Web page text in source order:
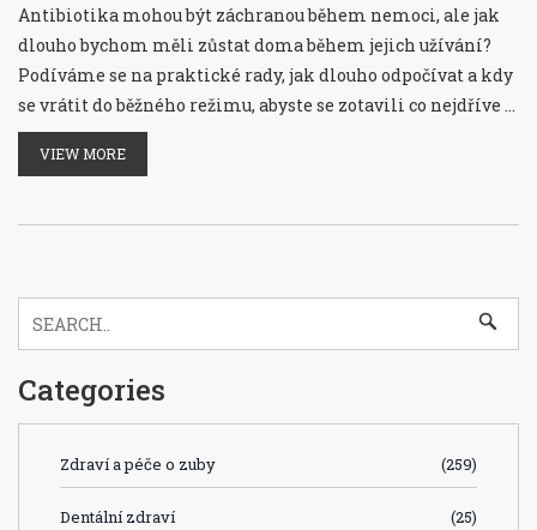
Antibiotika mohou být záchranou během nemoci, ale jak
dlouho bychom měli zůstat doma během jejich užívání?
Podíváme se na praktické rady, jak dlouho odpočívat a kdy
se vrátit do běžného režimu, abyste se zotavili co nejdříve a
nejlépe.
VIEW MORE
Categories
Zdraví a péče o zuby (259)
Dentální zdraví (25)